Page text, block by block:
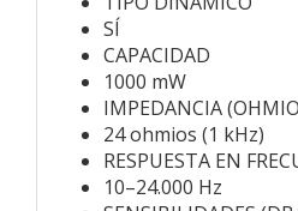
SÍ
CAPACIDAD
1000 mW
IMPEDANCIA
24 ohmios (1 kHz)
RESPUESTA EN
10–24.000 Hz